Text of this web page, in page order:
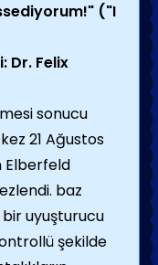
("I
Dr. Felix
sonucu
21 Ağustos
Elberfeld
baz
uyuşturucu
şekilde